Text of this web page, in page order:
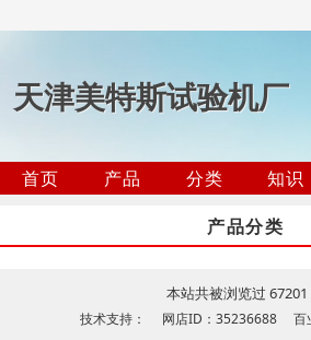
天津美特斯试验机厂
首页 产品 分类 知识
产品分类
本站共被浏览过 67201
技术支持： 网店ID：35236688 百